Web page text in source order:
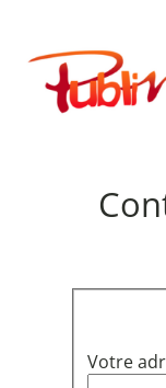
contenu
Publimath
Votre